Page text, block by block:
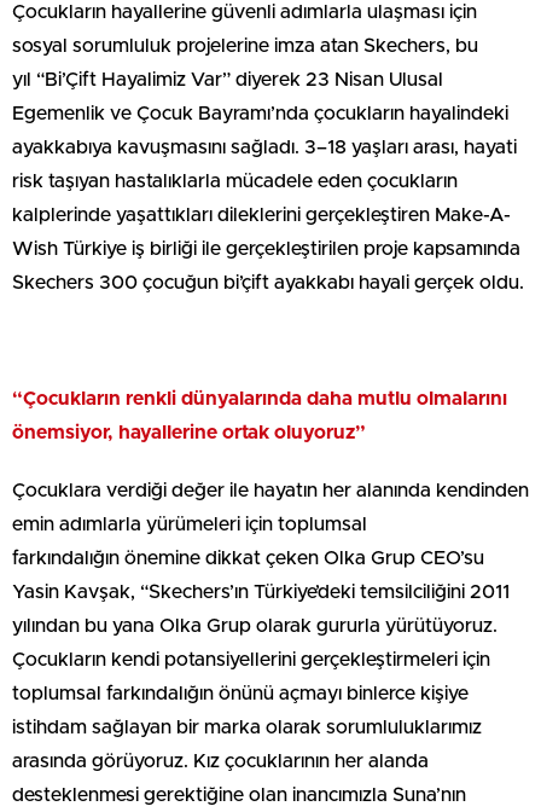
Çocukların hayallerine güvenli adımlarla ulaşması için
sosyal sorumluluk projelerine imza atan Skechers, bu
yıl “Bi’Çift Hayalimiz Var” diyerek 23 Nisan Ulusal
Egemenlik ve Çocuk Bayramı’nda çocukların hayalindeki
ayakkabıya kavuşmasını sağladı. 3–18 yaşları arası, hayati
risk taşıyan hastalıklarla mücadele eden çocukların
kalplerinde yaşattıkları dileklerini gerçekleştiren Make-A-
Wish Türkiye iş birliği ile gerçekleştirilen proje kapsamında
Skechers 300 çocuğun bi’çift ayakkabı hayali gerçek oldu.
“Çocukların renkli dünyalarında daha mutlu olmalarını
önemsiyor, hayallerine ortak oluyoruz”
Çocuklara verdiği değer ile hayatın her alanında kendinden
emin adımlarla yürümeleri için toplumsal
farkındalığın önemine dikkat çeken Olka Grup CEO’su
Yasin Kavşak, “Skechers’ın Türkiye’deki temsilciliğini 2011
yılından bu yana Olka Grup olarak gururla yürütüyoruz.
Çocukların kendi potansiyellerini gerçekleştirmeleri için
toplumsal farkındalığın önünü açmayı binlerce kişiye
istihdam sağlayan bir marka olarak sorumluluklarımız
arasında görüyoruz. Kız çocuklarının her alanda
desteklenmesi gerektiğine olan inancımızla Suna’nın